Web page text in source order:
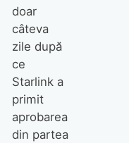
doar
câteva
zile după
ce
Starlink a
primit
aprobarea
din partea